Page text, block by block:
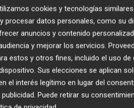
cookies y tecnologías
procesar datos personales, como su
anuncios y contenido
y mejorar los servicios.
estos y otros fines, incluido el uso
Sus elecciones se aplican
el interés legítimo en lugar del
. Puede retirar su